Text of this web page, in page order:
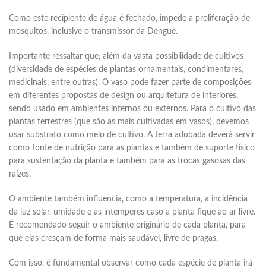
Como este recipiente de água é fechado, impede a proliferação de
mosquitos, inclusive o transmissor da Dengue.
Importante ressaltar que, além da vasta possibilidade de cultivos
(diversidade de espécies de plantas ornamentais, condimentares,
medicinais, entre outras). O vaso pode fazer parte de composições
em diferentes propostas de design ou arquitetura de interiores,
sendo usado em ambientes internos ou externos. Para o cultivo das
plantas terrestres (que são as mais cultivadas em vasos), devemos
usar substrato como meio de cultivo. A terra adubada deverá servir
como fonte de nutrição para as plantas e também de suporte físico
para sustentação da planta e também para as trocas gasosas das
raízes.
O ambiente também influencia, como a temperatura, a incidência
da luz solar, umidade e as intemperes caso a planta fique ao ar livre.
É recomendado seguir o ambiente originário de cada planta, para
que elas cresçam de forma mais saudável, livre de pragas.
Com isso, é fundamental observar como cada espécie de planta irá